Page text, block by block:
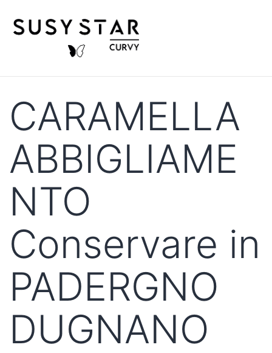
CARAMELLA
ABBIGLIAME
NTO
Conservare in
PADERGNO
DUGNANO